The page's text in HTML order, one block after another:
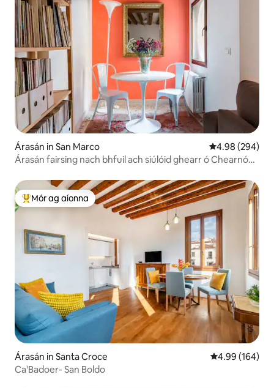
Árasán in San Marco Meánrátáil
4.98 (294)
Árasán fairsing nach bhfuil ach siúlóid ghearr ó Chearnóg
An-mhór ag aíonna
Mór ag aíonna
Árasán in Santa Croce Meánrátáil
4.99 (164)
Ca'Badoer- San Boldo